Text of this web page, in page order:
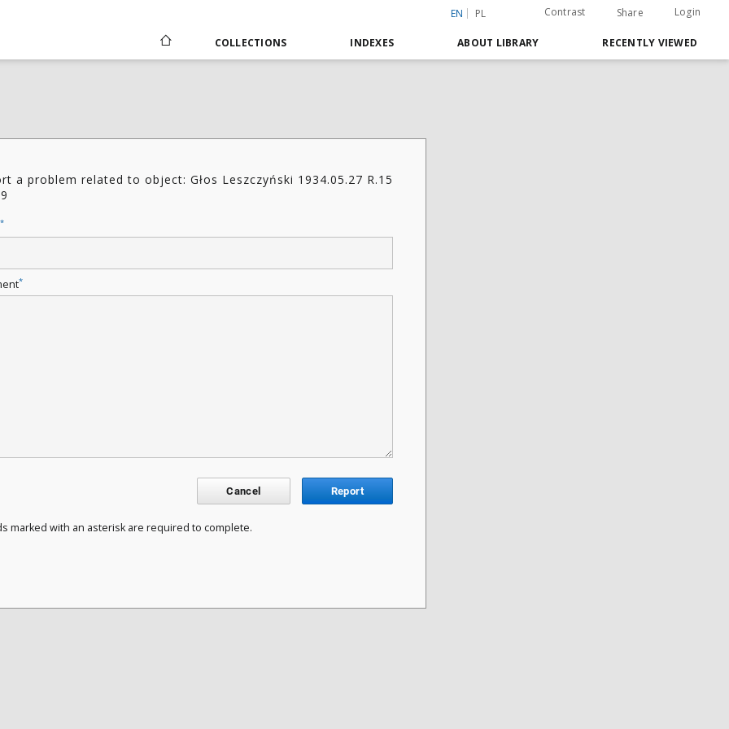
EN PL Contrast Share Login
COLLECTIONS INDEXES ABOUT LIBRARY RECENTLY VIEWED
a problem related to object: Głos Leszczyński 1934.05.27 R.15
*
*
Cancel Report
marked with an asterisk are required to complete.